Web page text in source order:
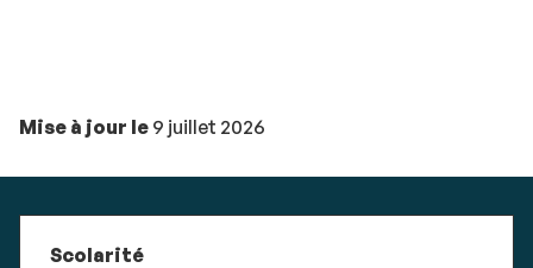
Mise à jour le 9 juillet 2026
Scolarité